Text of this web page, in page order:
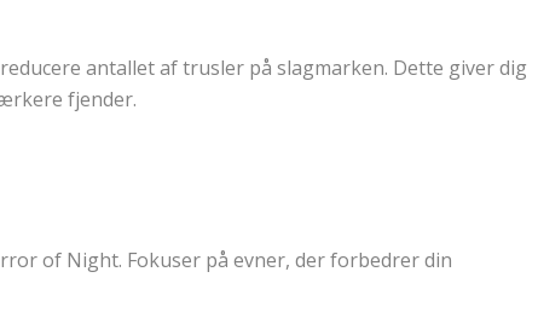
antallet af trusler på slagmarken. Dette giver dig
fjender.
of Night. Fokuser på evner, der forbedrer din